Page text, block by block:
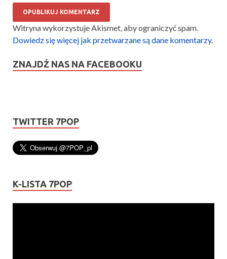
Witryna wykorzystuje Akismet, aby ograniczyć spam.
Dowiedz się więcej jak przetwarzane są dane komentarzy.
ZNAJDŹ NAS NA FACEBOOKU
TWITTER 7POP
K-LISTA 7POP